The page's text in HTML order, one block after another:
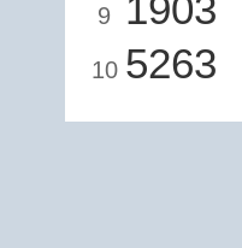
9
10 5263